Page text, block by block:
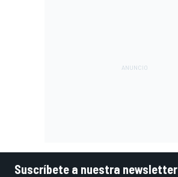
Suscríbete a nuestra newsletter